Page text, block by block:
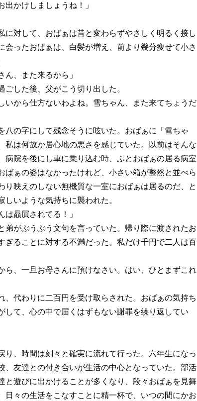
出かけしましょうね！」
対して、おばぁは昔と変わらずやさしく明るく接し
会ったおばぁは、白髪が増え、前より幾分痩せて小さ
、また来るから」
した後、父がこう切り出した。
から仕方ないわよね。雪ちゃん、また来てちょうだ
の字にして残念そうに呟いた。おばぁに「雪ちゃ
私は何故か居心地の悪さを感じていた。以前はそんな
病院を後にし車に乗り込む時、ふとおばぁの居る病室
ばぁの姿はなかったけれど、小さい箱が整然と並べら
り映えのしない無機質な一室におばぁは居るのだ、と
しいような気持ちに襲われた。
贔屓されてる！」
がぶうぶう文句を言っていた。帰り際に渡されたお
ぎることに対する不満だった。私だけ千円で二人は百
、一旦お母さんに預けなさい。はい、ひとまずこれ
代わりに二百円を受け取らされた。おばぁの気持ち
して、心の中で届くはずもない謝罪を繰り返してい
、時間は刻々と確実に流れて行った。六年生になっ
、友達との付き合いが生活の中心となっていた。部活
と遊びに出かけることが多くなり、段々おばぁを見舞
日々の生活をこなすことに精一杯で、いつの間にかお